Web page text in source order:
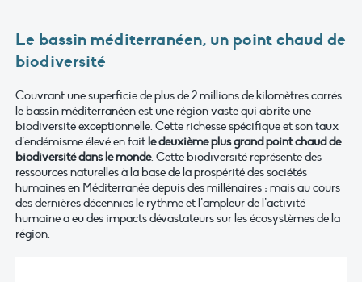
Le bassin méditerranéen, un point chaud de
biodiversité
Couvrant une superficie de plus de 2 millions de kilomètres carrés
le bassin méditerranéen est une région vaste qui abrite une
biodiversité exceptionnelle. Cette richesse spécifique et son taux
d’endémisme élevé en fait le deuxième plus grand point chaud de
biodiversité dans le monde. Cette biodiversité représente des
ressources naturelles à la base de la prospérité des sociétés
humaines en Méditerranée depuis des millénaires ; mais au cours
des dernières décennies le rythme et l’ampleur de l’activité
humaine a eu des impacts dévastateurs sur les écosystèmes de la
région.